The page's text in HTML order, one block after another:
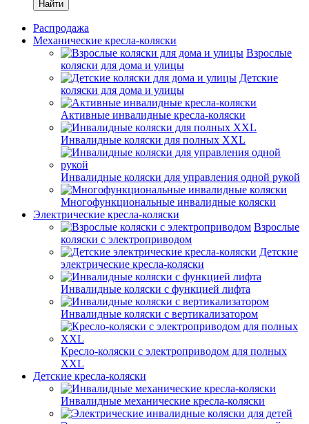
Найти
Распродажа
Механические кресла-коляски
Взрослые
коляски для дома и улицы
Детские
коляски для дома и улицы
Активные инвалидные кресла-коляски
Инвалидные коляски для полных XXL
Инвалидные коляски для управления одной рукой
Многофункциональные инвалидные коляски
Электрические кресла-коляски
Взрослые
коляски с электроприводом
Детские
электрические кресла-коляски
Инвалидные коляски с функцией лифта
Инвалидные коляски с вертикализатором
Кресло-коляски с электроприводом для полных
XXL
Детские кресла-коляски
Инвалидные механические кресла-коляски